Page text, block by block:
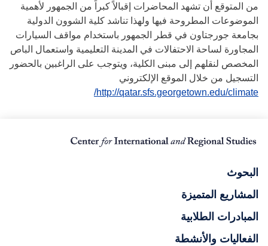
من المتوقع أن تشهد المحاضرات إقبالاً كبراً من الجمهور لأهمية
الموضوعات المطروحة فيها ولهذا تناشد كلية الشوون الدولية
بجامعة جورجتاون في قطر الجمهور باستخدام مواقف السيارات
المجاورة لساحة الاحتفالات في المدينة التعليمية واستعمال الباص
المخصص لنقلهم إلى مبنى الكلية، ويتوجب على الراغبين بالحضور
التسجيل من خلال الموقع الإلكتروني
http://qatar.sfs.georgetown.edu/climate/
البحوث
المشاريع المتميزة
المبادرات الطلابية
الفعاليات والأنشطة